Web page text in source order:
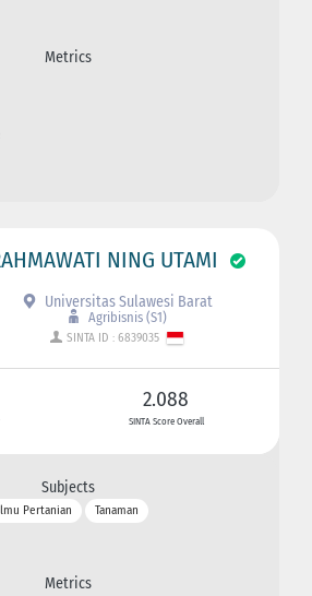
Metrics
NING UTAMI
Universitas Sulawesi Barat
Agribisnis (S1)
SINTA ID : 6839035
2.088
SINTA Score Overall
Subjects
Ilmu Pertanian Tanaman
Metrics